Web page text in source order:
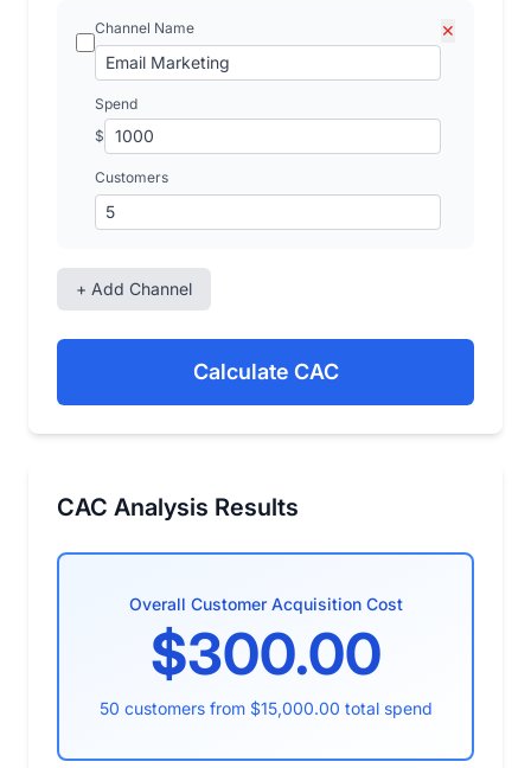
Channel Name
Spend
$
Customers
✕
+ Add Channel
Calculate CAC
CAC Analysis Results
Overall Customer Acquisition Cost
$300.00
50 customers from $15,000.00 total spend